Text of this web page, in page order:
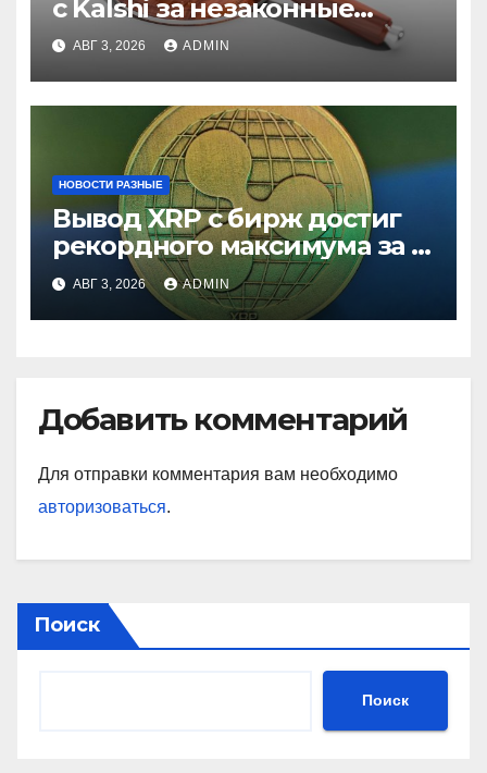
с Kalshi за незаконные
ставки
АВГ 3, 2026 ADMIN
НОВОСТИ РАЗНЫЕ
Вывод XRP с бирж достиг
рекордного максимума за 5
летАВГ 3, 2026 ADMIN
Добавить комментарий
Для отправки комментария вам необходимо
авторизоваться.
Поиск
Поиск